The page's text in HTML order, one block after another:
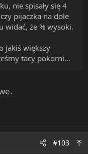
nie spisały się 4
pijaczka na dole
widać, że % wysoki.
jakiś większy
tacy pokorni...
#103